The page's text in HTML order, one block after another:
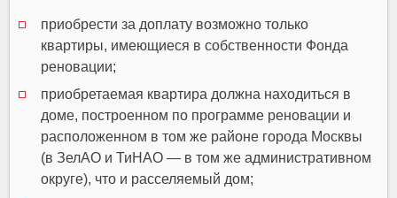
приобрести за доплату возможно только
квартиры, имеющиеся в собственности Фонда
реновации;
приобретаемая квартира должна находиться в
доме, построенном по программе реновации и
расположенном в том же районе города Москвы
(в ЗелАО и ТиНАО — в том же административном
округе), что и расселяемый дом;